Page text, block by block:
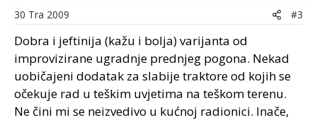
30 Tra 2009 #3
Dobra i jeftinija (kažu i bolja) varijanta od
improvizirane ugradnje prednjeg pogona. Nekad
uobičajeni dodatak za slabije traktore od kojih se
očekuje rad u teškim uvjetima na teškom terenu.
Ne čini mi se neizvedivo u kućnoj radionici. Inače,